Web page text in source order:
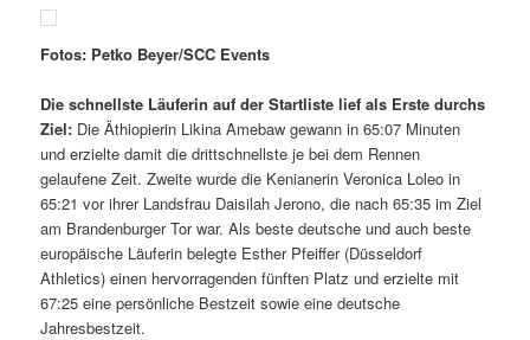
Fotos: Petko Beyer/SCC Events
Die schnellste Läuferin auf der Startliste lief als Erste durchs
Ziel: Die Äthiopierin Likina Amebaw gewann in 65:07 Minuten
und erzielte damit die drittschnellste je bei dem Rennen
gelaufene Zeit. Zweite wurde die Kenianerin Veronica Loleo in
65:21 vor ihrer Landsfrau Daisilah Jerono, die nach 65:35 im Ziel
am Brandenburger Tor war. Als beste deutsche und auch beste
europäische Läuferin belegte Esther Pfeiffer (Düsseldorf
Athletics) einen hervorragenden fünften Platz und erzielte mit
67:25 eine persönliche Bestzeit sowie eine deutsche
Jahresbestzeit.